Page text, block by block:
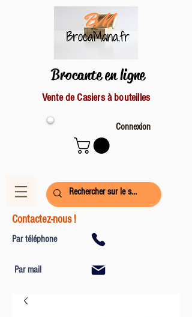
Brocante en ligne
Vente de Casiers à bouteilles
Connexion
Contactez-nous !
Par téléphone
Par mail